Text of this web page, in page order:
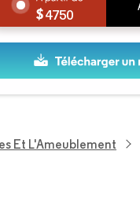
4750
Et L'Ameublement